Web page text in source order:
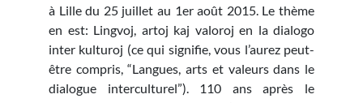
à Lille du 25 juillet au 1er août 2015. Le thème
en est: Lingvoj, artoj kaj valoroj en la dialogo
inter kulturoj (ce qui signifie, vous l’aurez peut-
être compris, “Langues, arts et valeurs dans le
dialogue interculturel”). 110 ans après le